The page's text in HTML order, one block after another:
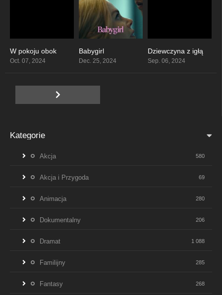
W pokoju obok
Oct. 07, 2024
Babygirl
Dec. 25, 2024
7.4
Dziewczyna z igłą
Sep. 06, 2024
Kategorie
Akcja 580
Akcja i Przygoda 69
Animacja 280
Dokumentalny 206
Dramat 1 088
Familijny 285
Fantasy 268